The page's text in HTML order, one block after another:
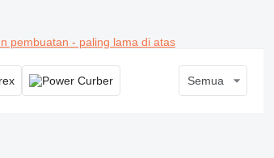
pembuatan - paling lama di atas
Semua